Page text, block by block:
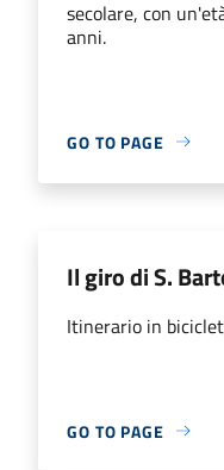
secolare, con
anni.
GO TO PAGE
Il giro di S.
Itinerario in
GO TO PAGE